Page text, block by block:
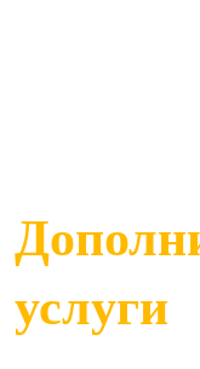
услуги